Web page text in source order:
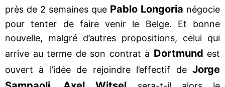
près de 2 semaines que Pablo Longoria négocie
pour tenter de faire venir le Belge. Et bonne
nouvelle, malgré d’autres propositions, celui qui
arrive au terme de son contrat à Dortmund est
ouvert à l’idée de rejoindre l’effectif de Jorge